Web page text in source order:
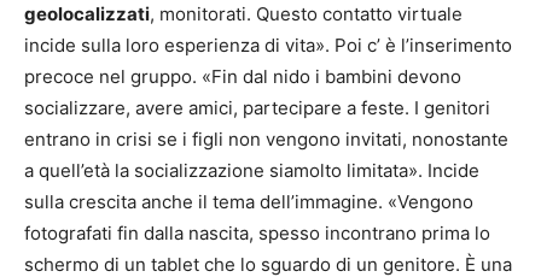
geolocalizzati, monitorati. Questo contatto virtuale
incide sulla loro esperienza di vita». Poi c’ è l’inserimento
precoce nel gruppo. «Fin dal nido i bambini devono
socializzare, avere amici, partecipare a feste. I genitori
entrano in crisi se i figli non vengono invitati, nonostante
a quell’età la socializzazione siamolto limitata». Incide
sulla crescita anche il tema dell’immagine. «Vengono
fotografati fin dalla nascita, spesso incontrano prima lo
schermo di un tablet che lo sguardo di un genitore. È una